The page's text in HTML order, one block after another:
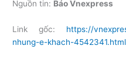
Nguồn tin: Báo Vnexpress
Link gốc: https://
nhung-e-khach-4542341.html